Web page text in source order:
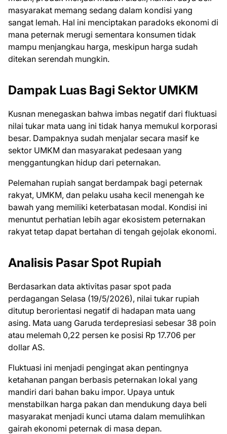
masyarakat memang sedang dalam kondisi yang
sangat lemah. Hal ini menciptakan paradoks ekonomi di
mana peternak merugi sementara konsumen tidak
mampu menjangkau harga, meskipun harga sudah
ditekan serendah mungkin.
Dampak Luas Bagi Sektor UMKM
Kusnan menegaskan bahwa imbas negatif dari fluktuasi
nilai tukar mata uang ini tidak hanya memukul korporasi
besar. Dampaknya sudah menjalar secara masif ke
sektor UMKM dan masyarakat pedesaan yang
menggantungkan hidup dari peternakan.
Pelemahan rupiah sangat berdampak bagi peternak
rakyat, UMKM, dan pelaku usaha kecil menengah ke
bawah yang memiliki keterbatasan modal. Kondisi ini
menuntut perhatian lebih agar ekosistem peternakan
rakyat tetap dapat bertahan di tengah gejolak ekonomi.
Analisis Pasar Spot Rupiah
Berdasarkan data aktivitas pasar spot pada
perdagangan Selasa (19/5/2026), nilai tukar rupiah
ditutup berorientasi negatif di hadapan mata uang
asing. Mata uang Garuda terdepresiasi sebesar 38 poin
atau melemah 0,22 persen ke posisi Rp 17.706 per
dollar AS.
Fluktuasi ini menjadi pengingat akan pentingnya
ketahanan pangan berbasis peternakan lokal yang
mandiri dari bahan baku impor. Upaya untuk
menstabilkan harga pakan dan mendukung daya beli
masyarakat menjadi kunci utama dalam memulihkan
gairah ekonomi peternak di masa depan.